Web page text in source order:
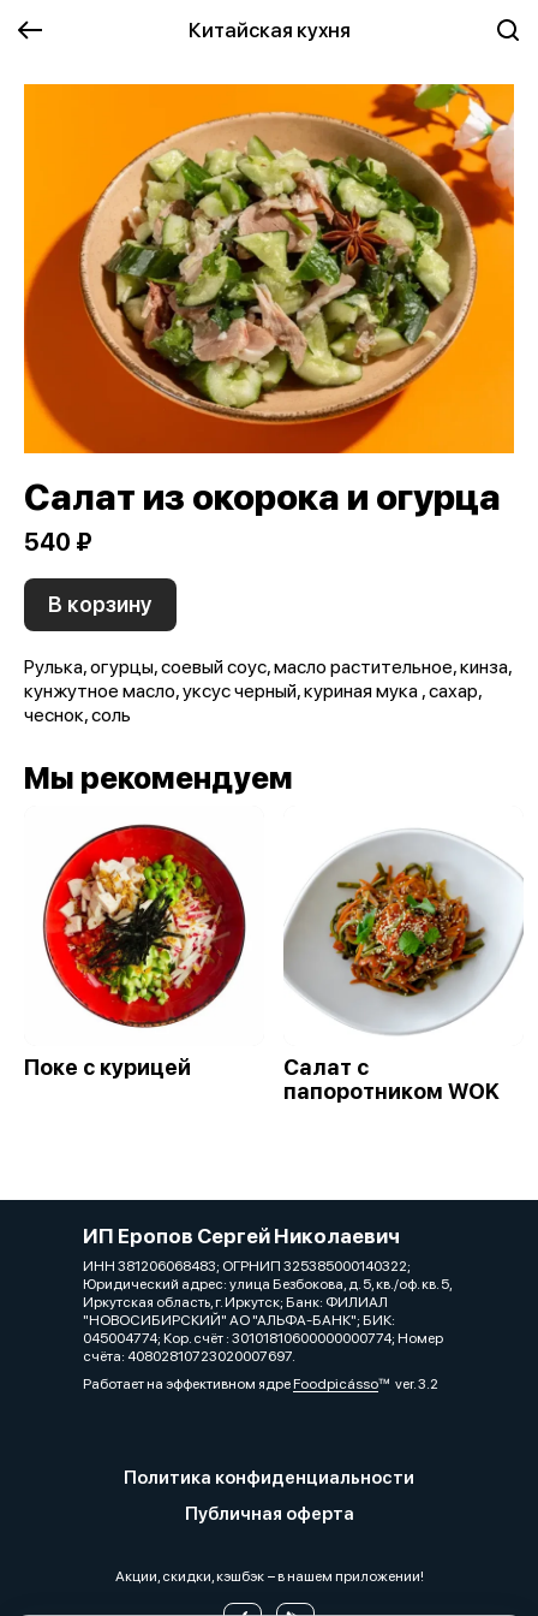
Китайская кухня
Салат из окорока и огурца
540 ₽
В корзину
Рулька, огурцы, соевый соус, масло растительное, кинза,
кунжутное масло, уксус черный, куриная мука , сахар,
чеснок, соль
Мы рекомендуем
Поке с курицей
Салат с
папоротником WOK
ИП Еропов Сергей Николаевич
ИНН 381206068483; ОГРНИП 325385000140322;
Юридический адрес: улица Безбокова, д. 5, кв./оф. кв. 5,
Иркутская область, г. Иркутск; Банк: ФИЛИАЛ
"НОВОСИБИРСКИЙ" АО "АЛЬФА-БАНК"; БИК:
045004774; Кор. счёт : 30101810600000000774; Номер
счёта: 40802810723020007697.
Работает на эффективном ядреFoodpicássover. 3.2
Политика конфиденциальности
Публичная оферта
Акции, скидки, кэшбэк − в нашем приложении!